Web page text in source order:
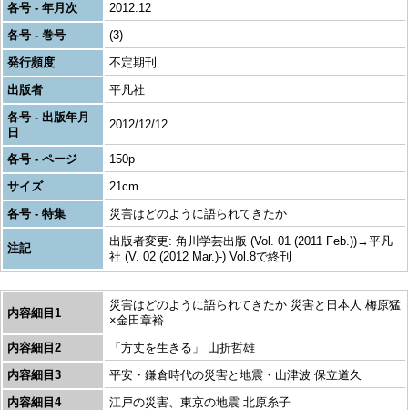
各号 - 年月次
2012.12
各号 - 巻号
(3)
発行頻度
不定期刊
出版者
平凡社
各号 - 出版年月
日
2012/12/12
各号 - ページ
150p
サイズ
21cm
各号 - 特集
災害はどのように語られてきたか
注記
出版者変更: 角川学芸出版 (Vol. 01 (2011 Feb.))→平凡
社 (V. 02 (2012 Mar.)-) Vol.8で終刊
内容細目1
災害はどのように語られてきたか 災害と日本人 梅原猛
×金田章裕
内容細目2
「方丈を生きる」 山折哲雄
内容細目3
平安・鎌倉時代の災害と地震・山津波 保立道久
内容細目4
江戸の災害、東京の地震 北原糸子